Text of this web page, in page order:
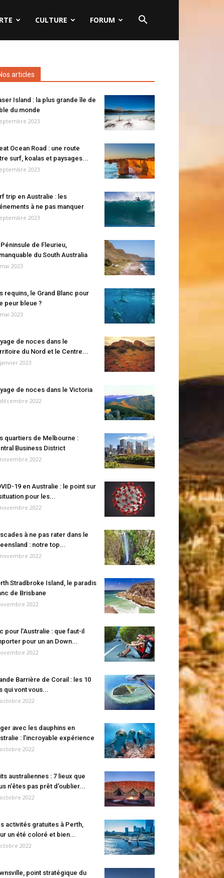
CULTURE FORUM
articles
Island : la plus grande île de
du monde
2023
Ocean Road : une route
surf, koalas et paysages...
2023
trip en Australie : les
à ne pas manquer
2023
Péninsule de Fleurieu,
du South Australia
2023
requins, le Grand Blanc pour
peur bleue ?
2023
de noces dans le
du Nord et le Centre...
2023
de noces dans le Victoria
2022
quartiers de Melbourne :
Business District
2022
19 en Australie : le point sur
pour les...
2022
à ne pas rater dans le
: notre top...
2022
Stradbroke Island, le paradis
de Brisbane
2022
pour l’Australie : que faut-il
pour un an Down...
2022
Barrière de Corail : les 10
qui vont vous...
2022
avec les dauphins en
: l’incroyable expérience
2022
australiennes : 7 lieux que
n’êtes pas prêt d’oublier...
2022
activités gratuites à Perth,
un été coloré et bien...
2022
point stratégique du